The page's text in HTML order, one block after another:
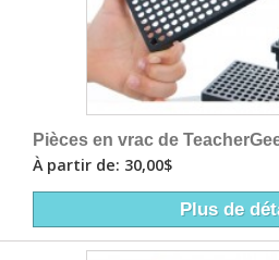
Pièces en vrac de
À partir de: 30,00$
Plus de